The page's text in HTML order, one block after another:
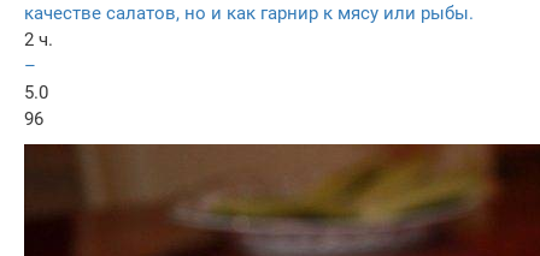
качестве салатов, но и как гарнир к мясу или рыбы.
2 ч.
–
5.0
96